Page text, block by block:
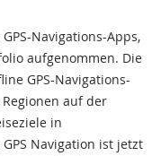
Navigations-Apps,
aufgenommen. Die
GPS-Navigations-
auf der
in
Navigation ist jetzt